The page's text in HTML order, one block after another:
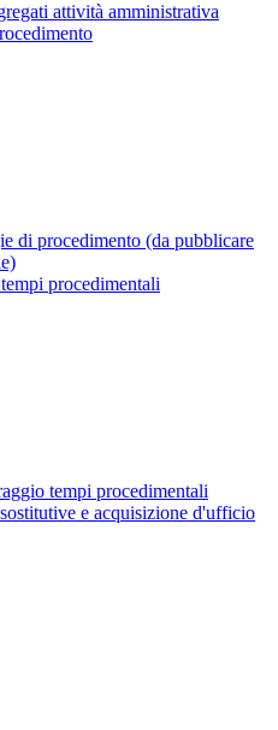
attività amministrativa
di procedimento (da pubblicare
procedimentali
tempi procedimentali
e acquisizione d'ufficio